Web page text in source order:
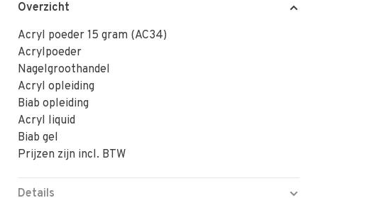
Overzicht
Acryl poeder 15 gram (AC34)
Acrylpoeder
Nagelgroothandel
Acryl opleiding
Biab opleiding
Acryl liquid
Biab gel
Prijzen zijn incl. BTW
Details